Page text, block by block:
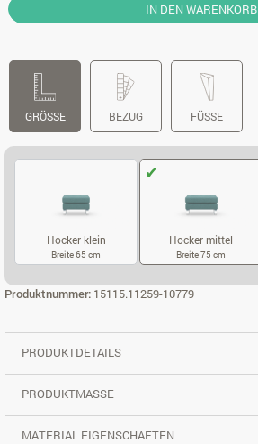
IN DEN WARENKORB
GRÖSSE BEZUG FÜSSE
Hocker klein
Breite 65 cm
Hocker mittel
Breite 75 cm
Produktnummer: 15115.11259-10779
PRODUKTDETAILS
PRODUKTMASSE
MATERIAL EIGENSCHAFTEN